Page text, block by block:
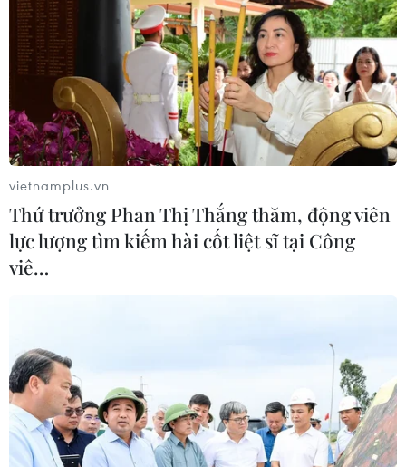
vietnamplus.vn
Thứ trưởng Phan Thị Thắng thăm, động viên
lực lượng tìm kiếm hài cốt liệt sĩ tại Công
viê…